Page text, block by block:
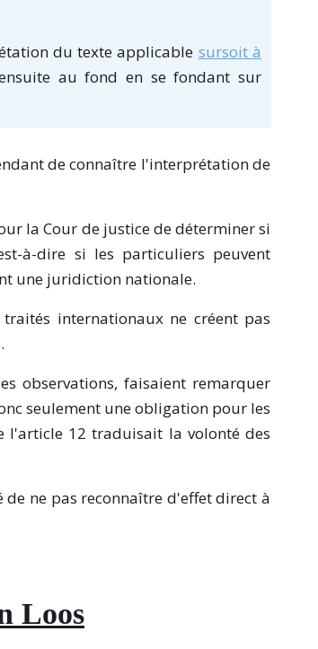
du texte applicable sursoit à
au fond en se fondant sur
de connaître l'interprétation de
la Cour de justice de déterminer si
à-dire si les particuliers peuvent
une juridiction nationale.
internationaux ne créent pas
observations, faisaient remarquer
seulement une obligation pour les
l'article 12 traduisait la volonté des
ne pas reconnaître d'effet direct à
Loos